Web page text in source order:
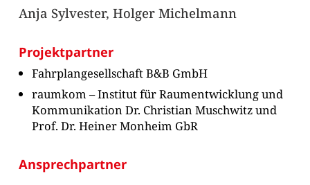
Anja Sylvester, Holger Michelmann
Projektpartner
Fahrplangesellschaft B&B GmbH
raumkom – Institut für Raumentwicklung und
Kommunikation Dr. Christian Muschwitz und
Prof. Dr. Heiner Monheim GbR
Ansprechpartner